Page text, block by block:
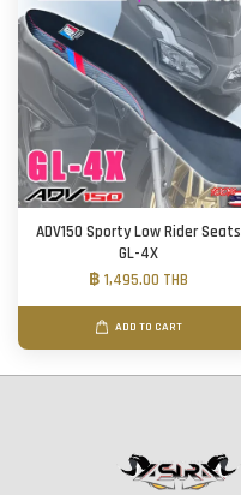
ADV150 Sporty Low Rider Seats
GL-4X
฿ 1,495.00 THB
ADD TO CART